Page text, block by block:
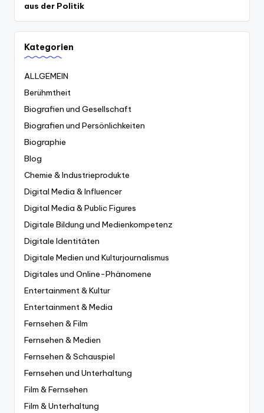
aus der Politik
Kategorien
ALLGEMEIN
Berühmtheit
Biografien und Gesellschaft
Biografien und Persönlichkeiten
Biographie
Blog
Chemie & Industrieprodukte
Digital Media & Influencer
Digital Media & Public Figures
Digitale Bildung und Medienkompetenz
Digitale Identitäten
Digitale Medien und Kulturjournalismus
Digitales und Online-Phänomene
Entertainment & Kultur
Entertainment & Media
Fernsehen & Film
Fernsehen & Medien
Fernsehen & Schauspiel
Fernsehen und Unterhaltung
Film & Fernsehen
Film & Unterhaltung